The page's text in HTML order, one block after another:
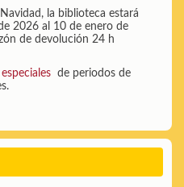
la biblioteca estará
2026 al 10 de enero de
de devolución 24 h
de periodos de